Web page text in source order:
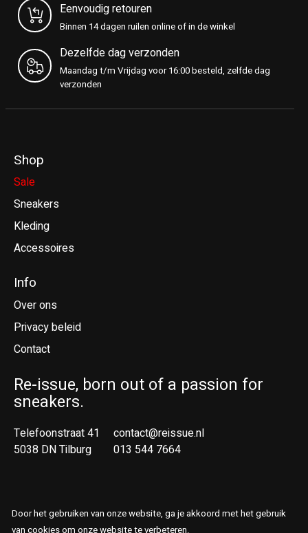
Eenvoudig retouren
Binnen 14 dagen ruilen online of in de winkel
Dezelfde dag verzonden
Maandag t/m Vrijdag voor 16:00 besteld, zelfde dag
verzonden
Shop
Sale
Sneakers
Kleding
Accessoires
Info
Over ons
Privacy beleid
Contact
Re-issue, born out of a passion for
sneakers.
Telefoonstraat 41
5038 DN Tilburg
contact@reissue.nl
013 544 7664
© Copyright 2026 Reissue
Door het gebruiken van onze website, ga je akkoord met het gebruik
van cookies om onze website te verbeteren.